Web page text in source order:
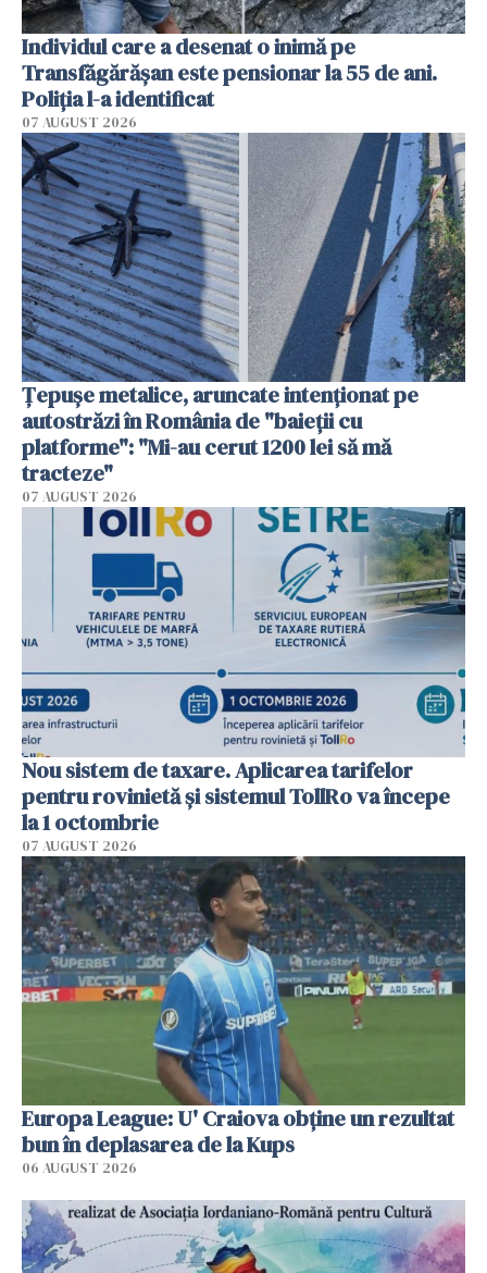
Individul care a desenat o inimă pe
Transfăgărășan este pensionar la 55 de ani.
Poliția l-a identificat
07 AUGUST 2026
Țepușe metalice, aruncate intenționat pe
autostrăzi în România de "baieții cu
platforme": "Mi-au cerut 1200 lei să mă
tracteze"
07 AUGUST 2026
Nou sistem de taxare. Aplicarea tarifelor
pentru rovinietă şi sistemul TollRo va începe
la 1 octombrie
07 AUGUST 2026
Europa League: U' Craiova obține un rezultat
bun în deplasarea de la Kups
06 AUGUST 2026